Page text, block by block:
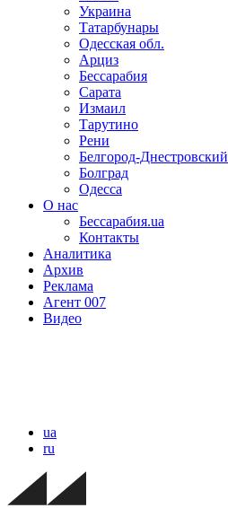
Украина
Татарбунары
Одесская обл.
Арциз
Бессарабия
Сарата
Измаил
Тарутино
Рени
Белгород-Днестровский
Болград
Одесса
О нас
Бессарабия.ua
Контакты
Аналитика
Архив
Реклама
Агент 007
Видео
ua
ru